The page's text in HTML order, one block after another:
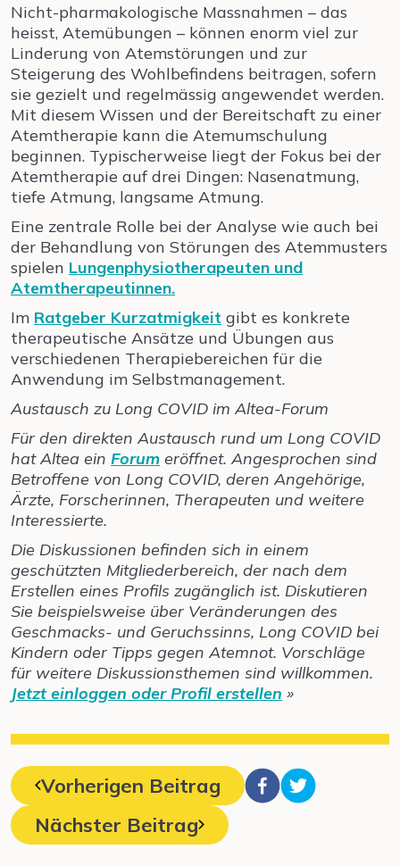
Nicht-pharmakologische Massnahmen – das
heisst, Atemübungen – können enorm viel zur
Linderung von Atemstörungen und zur
Steigerung des Wohlbefindens beitragen, sofern
sie gezielt und regelmässig angewendet werden.
Mit diesem Wissen und der Bereitschaft zu einer
Atemtherapie kann die Atemumschulung
beginnen. Typischerweise liegt der Fokus bei der
Atemtherapie auf drei Dingen: Nasenatmung,
tiefe Atmung, langsame Atmung.
Eine zentrale Rolle bei der Analyse wie auch bei
der Behandlung von Störungen des Atemmusters
spielen Lungenphysiotherapeuten und
Atemtherapeutinnen.
Im Ratgeber Kurzatmigkeit gibt es konkrete
therapeutische Ansätze und Übungen aus
verschiedenen Therapiebereichen für die
Anwendung im Selbstmanagement.
Austausch zu Long COVID im Altea-Forum
Für den direkten Austausch rund um Long COVID
hat Altea ein Forum eröffnet. Angesprochen sind
Betroffene von Long COVID, deren Angehörige,
Ärzte, Forscherinnen, Therapeuten und weitere
Interessierte.
Die Diskussionen befinden sich in einem
geschützten Mitgliederbereich, der nach dem
Erstellen eines Profils zugänglich ist. Diskutieren
Sie beispielsweise über Veränderungen des
Geschmacks- und Geruchssinns, Long COVID bei
Kindern oder Tipps gegen Atemnot. Vorschläge
für weitere Diskussionsthemen sind willkommen.
Jetzt einloggen oder Profil erstellen »
Vorherigen Beitrag
Nächster Beitrag